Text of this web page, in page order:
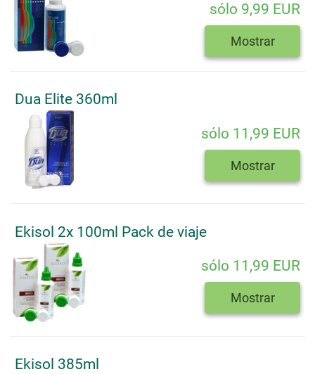
sólo 9,99 EUR
Mostrar
Dua Elite 360ml
sólo 11,99 EUR
Mostrar
Ekisol 2x 100ml Pack de viaje
sólo 11,99 EUR
Mostrar
Ekisol 385ml